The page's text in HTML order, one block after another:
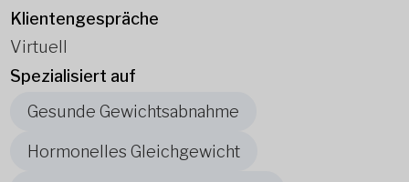
Klientengespräche
Virtuell
Spezialisiert auf
Gesunde Gewichtsabnahme
Hormonelles Gleichgewicht